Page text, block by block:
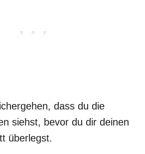
dass du die
siehst, bevor du dir deinen
überlegst.